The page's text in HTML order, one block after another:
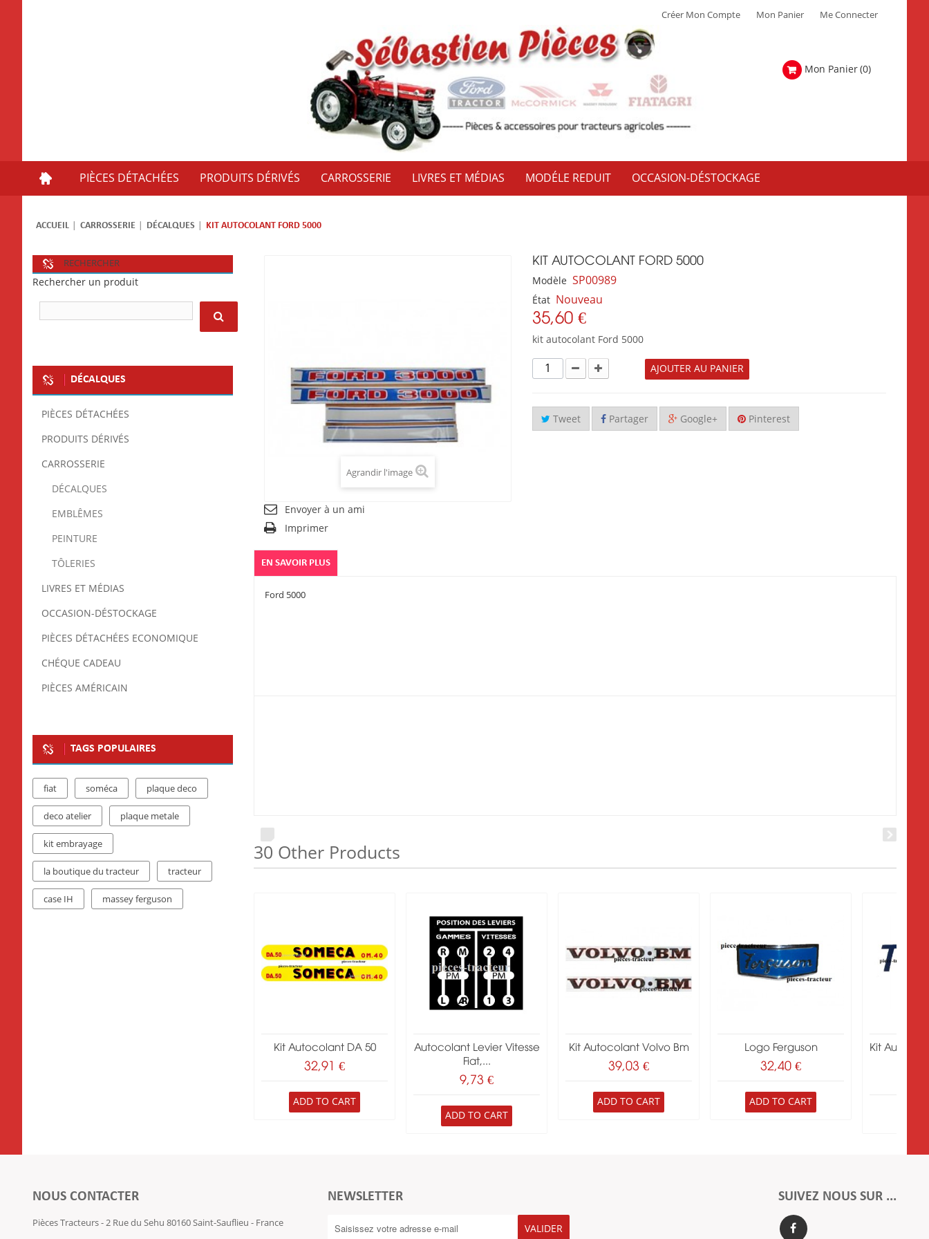
Créer Mon Compte Mon Panier Me Connecter
Mon Panier(0)
PIÈCES DÉTACHÉES PRODUITS DÉRIVÉS CARROSSERIE LIVRES ET MÉDIAS MODÉLE REDUIT OCCASION-DÉSTOCKAGE
ACCUEIL CARROSSERIE DÉCALQUES KIT AUTOCOLANT FORD 5000
RECHERCHER
Rechercher un produit
DÉCALQUES
PIÈCES DÉTACHÉES
PRODUITS DÉRIVÉS
CARROSSERIE
DÉCALQUES
EMBLÊMES
PEINTURE
TÔLERIES
LIVRES ET MÉDIAS
OCCASION-DÉSTOCKAGE
PIÈCES DÉTACHÉES ECONOMIQUE
CHÉQUE CADEAU
PIÈCES AMÉRICAIN
TAGS POPULAIRES
fiat soméca plaque deco
deco atelier plaque metale
kit embrayage
la boutique du tracteur tracteur
case IH massey ferguson
Agrandir l'image
Envoyer à un ami
Imprimer
KIT AUTOCOLANT FORD 5000
Modèle SP00989
État Nouveau
35,60 €
kit autocolant Ford 5000
AJOUTER AU PANIER
Tweet Partager Google+ Pinterest
EN SAVOIR PLUS
Ford 5000
30 Other Products
Kit Autocolant DA 50
32,91 €
ADD TO CART
Autocolant Levier Vitesse
Fiat,...
9,73 €
ADD TO CART
Kit Autocolant Volvo Bm
39,03 €
ADD TO CART
Logo Ferguson
32,40 €
ADD TO CART
Kit
NOUS CONTACTER
Pièces Tracteurs - 2 Rue du Sehu 80160 Saint-Sauflieu - France
NEWSLETTER
VALIDER
SUIVEZ NOUS SUR ...